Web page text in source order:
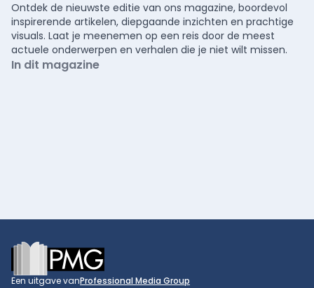
Ontdek de nieuwste editie van ons magazine, boordevol
inspirerende artikelen, diepgaande inzichten en prachtige
visuals. Laat je meenemen op een reis door de meest
actuele onderwerpen en verhalen die je niet wilt missen.
In dit magazine
Footer
Een uitgave vanProfessional Media Group